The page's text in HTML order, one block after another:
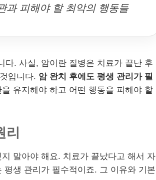
과 피해야 할 최악의 행동들
다. 사실, 암이란 질병은 치료가 끝난 후
입니다. 암 완치 후에도 평생 관리가 필
유지해야 하고 어떤 행동을 피해야 할
말아야 해요. 치료가 끝났다고 해서 자
생 관리가 필수적이죠. 그 이유와 기본